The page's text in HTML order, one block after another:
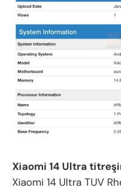
Xiaomi 14 Ultra
Xiaomi 14 Ultra TUV